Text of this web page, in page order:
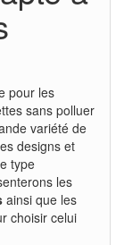
pour les
sans polluer
variété de
designs et
type
les
ainsi que les
choisir celui